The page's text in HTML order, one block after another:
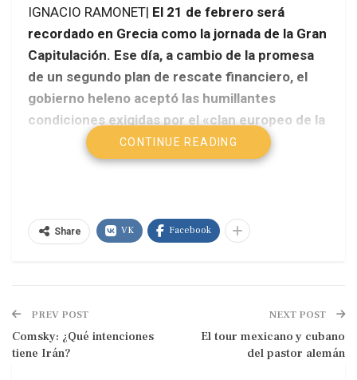
IGNACIO RAMONET| El 21 de febrero será
recordado en Grecia como la jornada de la Gran
Capitulación. Ese día, a cambio de la promesa
de un segundo plan de rescate financiero, el
gobierno heleno aceptó las humillantes
condiciones exigidas por el «clan europeo de la
triple A» liderado por Alemania: draconianos
recortes del gasto público, rebaja del salario
privatizaciones masivas.
CONTINUE READING
Share VK Facebook
PREV POST
Comsky: ¿Qué intenciones
tiene Irán?
NEXT POST
El tour mexicano y cubano
del pastor alemán